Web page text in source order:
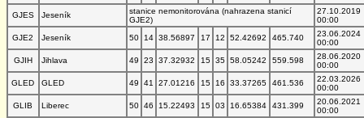
GJES
Jeseník
stanice nemonitorována (nahrazena stanicí
GJE2)
27.10.2019
00:00
GJE2
Jeseník 50 14 38.56897 17 12 52.42692 465.740
23.06.2024
00:00
GJIH
Jihlava 49 23 37.32932 15 35 58.05242 559.598
28.06.2020
00:00
GLED
GLED 49 41 27.01216 15 16 33.37265 461.536
22.03.2026
00:00
GLIB
Liberec 50 46 15.22493 15 03 16.65384 431.399
20.06.2021
00:00